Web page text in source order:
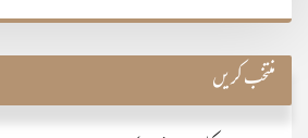
منتخب کریں